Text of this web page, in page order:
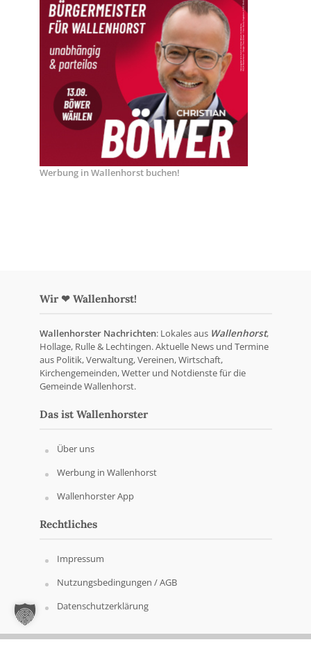
Werbung in Wallenhorst buchen!
Wir ❤ Wallenhorst!
Wallenhorster Nachrichten: Lokales aus Wallenhorst,
Hollage, Rulle & Lechtingen. Aktuelle News und Termine
aus Politik, Verwaltung, Vereinen, Wirtschaft,
Kirchengemeinden, Wetter und Notdienste für die
Gemeinde Wallenhorst.
Das ist Wallenhorster
Über uns
Werbung in Wallenhorst
Wallenhorster App
Rechtliches
Impressum
Nutzungsbedingungen / AGB
Datenschutzerklärung